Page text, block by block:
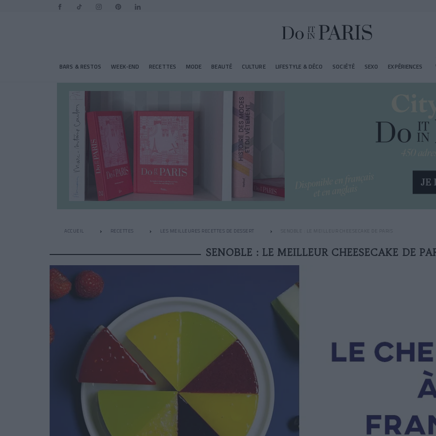
BARS & RESTOS WEEK-END RECETTES MODE BEAUTÉ CULTURE LIFESTYLE & DÉCO SOCIÉTÉ SEXO EXPÉRIENCES
ACCUEIL RECETTES LES MEILLEURES RECETTES DE DESSERT SENOBLE : LE MEILLEUR CHEESECAKE DE PARIS
SENOBLE : LE MEILLEUR CHEESECAKE DE